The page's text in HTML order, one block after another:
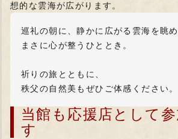
想的な雲海が広がります。
巡礼の朝に、静かに広がる雲海を眺め
まさに心が整うひととき。
祈りの旅とともに、
秩父の自然美もぜひご体感ください。
当館も応援店として
す